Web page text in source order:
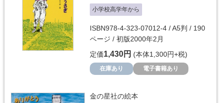
小学校高学年から
ISBN978-4-323-07012-4 / A5判 / 190
ページ / 初版2000年2月
定価1,430円 (本体1,300円+税)
在庫あり 電子書籍あり
金の星社の絵本